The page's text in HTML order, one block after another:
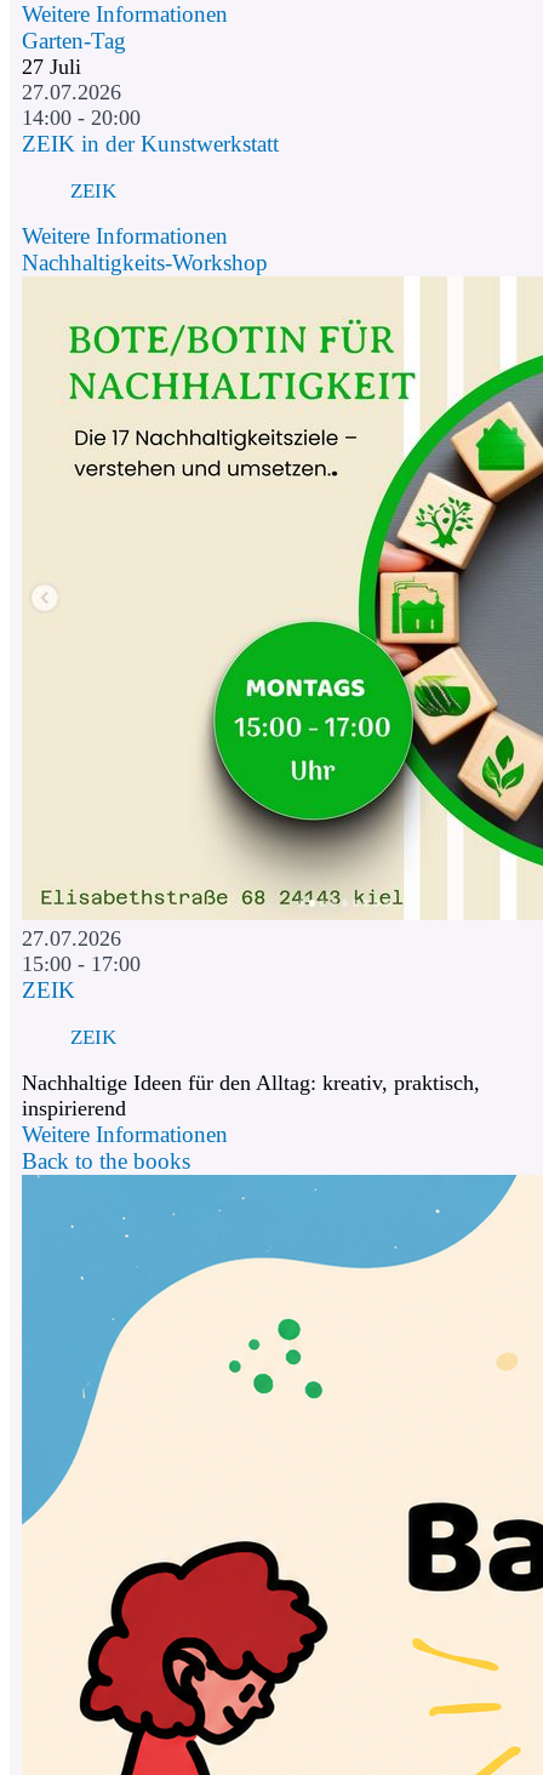
Weitere Informationen
Garten-Tag
27 Juli
27.07.2026
14:00 - 20:00
ZEIK in der Kunstwerkstatt
ZEIK
Weitere Informationen
Nachhaltigkeits-Workshop
27.07.2026
15:00 - 17:00
ZEIK
ZEIK
Nachhaltige Ideen für den Alltag: kreativ, praktisch,
inspirierend
Weitere Informationen
Back to the books